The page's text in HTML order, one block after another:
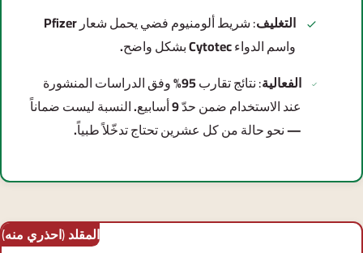
التغليف:
واسم الدواء ⁨Cytotec⁩ بشكل واضح.
الفعالية:
نتائج تقارب 95% وفق الدراسات المنشورة
عند الاستخدام ضمن حدّ 9 أسابيع. النسبة ليست ضماناً
— نحو حالة من كل عشرين تحتاج تدخّلاً طبياً.
المقلد (احذري منه)